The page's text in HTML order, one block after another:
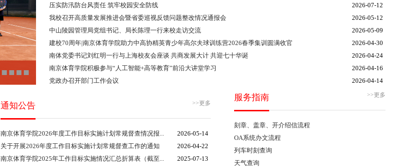
压实防汛防台风责任 筑牢校园安全防线
2026-07-12
我校召开高质量发展推进会暨省委巡视反馈问题整改情况通报会
2026-05-12
中山陵园管理局党组书记、局长陈理一行来校走访交流
2026-05-09
建校70周年|南京体育学院助力中高协精英青少年高尔夫球训练营2026春季集训圆满收官
2026-04-30
南体党委书记刘红明一行与上海校友会座谈 共商发展大计 共迎七十华诞
2026-04-24
南京体育学院积极参与“人工智能+高等教育”前沿大讲堂学习
2026-04-16
党政办召开部门工作会议
2026-04-14
通知公告 >>更多
南京体育学院2026年度工作目标实施计划常规督查情况报...
2026-05-14
关于开展2026年度工作目标实施计划常规督查工作的通知
2026-04-22
南京体育学院2025年工作目标实施情况汇总折算表（截至...
2025-07-13
服务指南 >>更多
刻章、盖章、开介绍信流程
OA系统办文流程
列车时刻查询
天气查询